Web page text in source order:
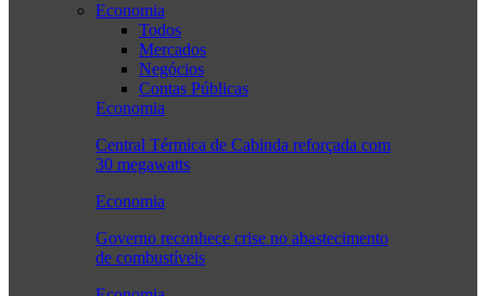
Economia
Todos
Mercados
Negócios
Contas Públicas
Economia
Central Térmica de Cabinda reforçada com
30 megawatts
Economia
Governo reconhece crise no abastecimento
de combustíveis